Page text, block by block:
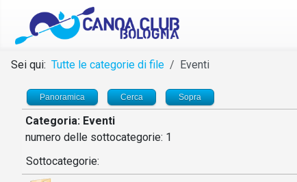
Sei qui: Tutte le categorie di file Eventi
Panoramica Cerca Sopra
Categoria: Eventi
numero delle sottocategorie: 1
Sottocategorie: